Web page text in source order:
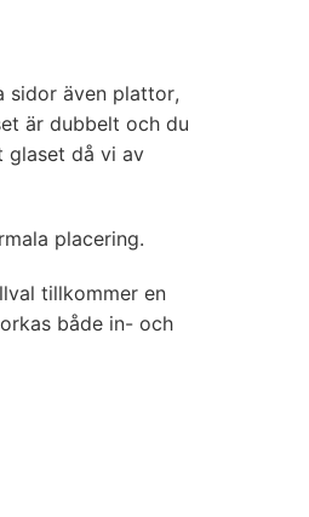
sidor även plattor,
är dubbelt och du
glaset då vi av
placering.
tillkommer en
både in- och